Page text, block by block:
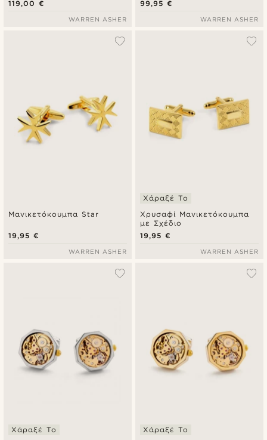
119,00 €
WARREN ASHER
99,95 €
WARREN ASHER
Μανικετόκουμπα Star
19,95 €
WARREN ASHER
Χρυσαφί Μανικετόκουμπα
με Σχέδιο
Χάραξέ Το
19,95 €
WARREN ASHER
Χάραξέ Το Χάραξέ Το